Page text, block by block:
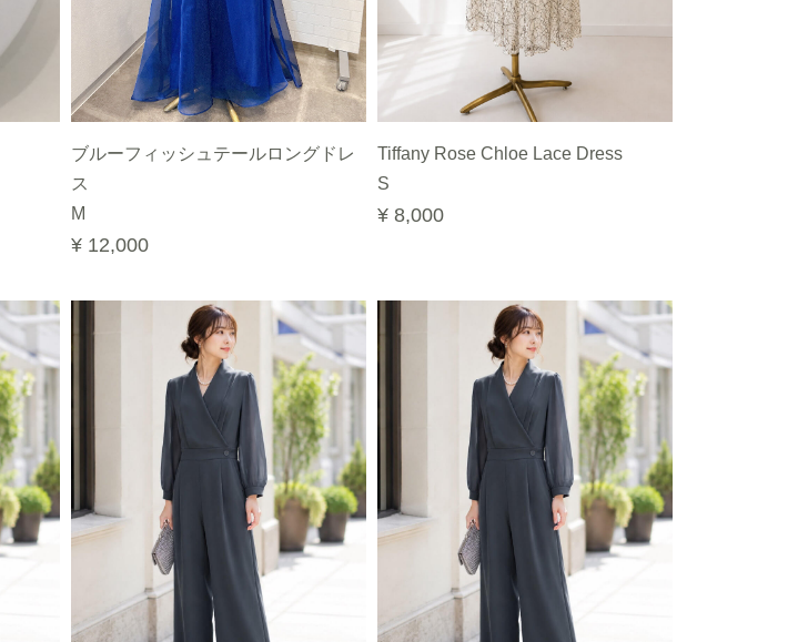
ブルーフィッシュテールロングドレ
ス
M
¥ 12,000
Tiffany Rose Chloe Lace Dress
S
¥ 8,000